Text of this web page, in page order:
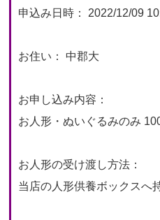
申込み日時： 2022/12/09
お住い： 中郡大
お申し込み内容：
お人形・ぬいぐるみのみ
お人形の受け渡し方法：
当店の人形供養ボックスへ